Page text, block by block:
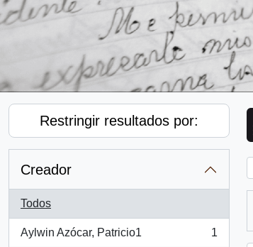
Restringir resultados por:
Creador
Todos
Aylwin Azócar, Patricio1
, 1 resultados
1